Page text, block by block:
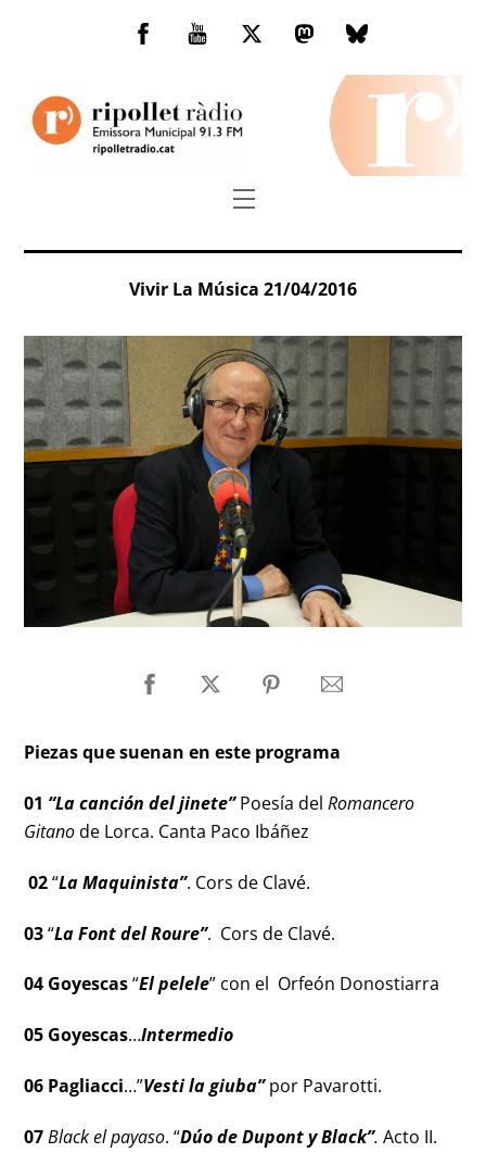
Facebook
You
TwitterMastodonBluesky
Menu
Vivir La Música 21/04/2016
Piezas que suenan en este programa
01 “La canción del jinete”Poesía delRomancero
Gitanode Lorca. Canta Paco Ibáñez
02“La Maquinista”. Cors de Clavé.
03“La Font del Roure”. Cors de Clavé.
04 Goyescas“El pelele” con el Orfeón Donostiarra
05 Goyescas…Intermedio
06 Pagliacci…”Vesti la giuba”por Pavarotti.
07Black el payaso. “Dúo de Dupont y Black”. Acto II.